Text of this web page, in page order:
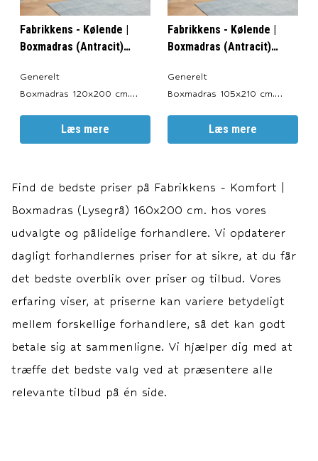
og fjedrebr
og fjedrebrud.
Fabrikkens - Kølende |
Boxmadras (Antracit)
Generelt
Boxmadras 120x200 cm.
Valgfri Farve: Antracitgrå,
Lysegrå, Sort og Sand.
Boxmadras: 30 cm.
Topmadras: ca. 7 cm.
Garanti 15 års
og fjedrebrud.
Læs mere
Fabrikkens - Kølende |
Boxmadras (Antracit)
Generelt
Boxmadras 105x210 cm.
Valgfri Farve: Antracitgrå,
Lysegrå, Sort og Sand.
Topmadras: ca. 7 cm.
Garanti 15 års
Læs mere
Find de bedste priser på Fabrikkens - Komfort |
Boxmadras (Lysegrå) 160x200 cm. hos vores
udvalgte og pålidelige forhandlere. Vi opdaterer
dagligt forhandlernes priser for at sikre, at du får
det bedste overblik over priser og tilbud. Vores
erfaring viser, at priserne kan variere betydeligt
mellem forskellige forhandlere, så det kan godt
betale sig at sammenligne. Vi hjælper dig med at
træffe det bedste valg ved at præsentere alle
relevante tilbud på én side.